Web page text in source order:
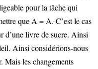
pour la tâche qui
que A = A. C’est le cas
d’une livre de sucre. Ainsi
Ainsi considérions-nous
Mais les changements